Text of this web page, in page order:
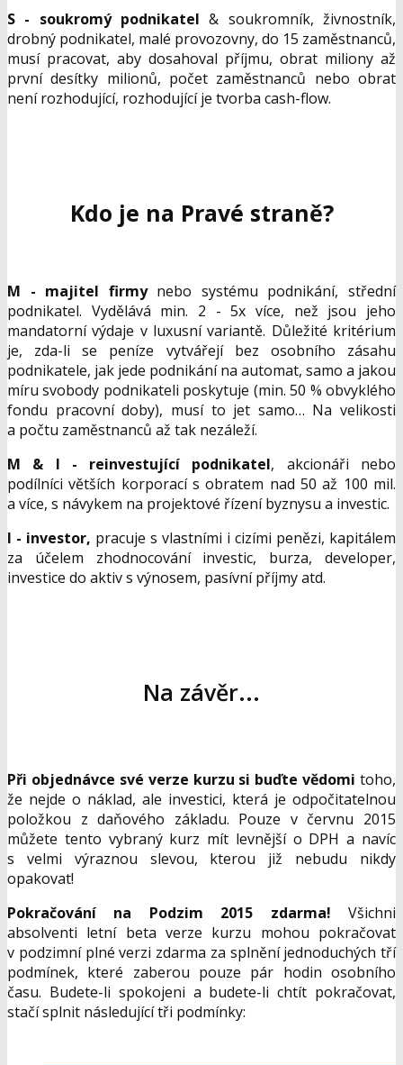
S - soukromý podnikatel& soukromník, živnostník,
drobný podnikatel, malé provozovny, do 15 zaměstnanců,
musí pracovat, aby dosahoval příjmu, obrat miliony až
první desítky milionů, počet zaměstnanců nebo obrat
není rozhodující, rozhodující je tvorba cash-flow.
Kdo je na Pravé straně?
M - majitel firmynebo systému podnikání, střední
podnikatel. Vydělává min. 2 - 5x více, než jsou jeho
mandatorní výdaje v luxusní variantě. Důležité kritérium
je, zda-li se peníze vytvářejí bez osobního zásahu
podnikatele, jak jede podnikání na automat, samo a jakou
míru svobody podnikateli poskytuje (min. 50 % obvyklého
fondu pracovní doby), musí to jet samo… Na velikosti
a počtu zaměstnanců až tak nezáleží.
M & I - reinvestující podnikatel, akcionáři nebo
podílníci větších korporací s obratem nad 50 až 100 mil.
a více, s návykem na projektové řízení byznysu a investic.
I - investor, pracuje s vlastními i cizími penězi, kapitálem
za účelem zhodnocování investic, burza, developer,
investice do aktiv s výnosem, pasívní příjmy atd.
Na závěr...
Při objednávce své verze kurzu si buďte vědomi toho,
že nejde o náklad, ale investici, která je odpočitatelnou
položkou z daňového základu. Pouze v červnu 2015
můžete tento vybraný kurz mít levnější o DPH a navíc
s velmi výraznou slevou, kterou již nebudu nikdy
opakovat!
Pokračování na Podzim 2015 zdarma!Všichni
absolventi letní beta verze kurzu mohou pokračovat
v podzimní plné verzi zdarma za splnění jednoduchých tří
podmínek, které zaberou pouze pár hodin osobního
času. Budete-li spokojeni a budete-li chtít pokračovat,
stačí splnit následující tři podmínky: